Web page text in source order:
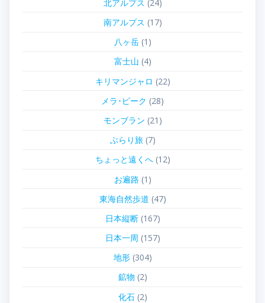
北アルプス (24)
南アルプス (17)
八ヶ岳(1)
富士山 (4)
キリマンジャロ (22)
メラ･ピーク (28)
モンブラン (21)
ぶらり旅(7)
ちょっと遠くへ(12)
お遍路 (1)
東海自然歩道 (47)
日本縦断(167)
日本一周 (157)
地形(304)
鉱物 (2)
化石(2)